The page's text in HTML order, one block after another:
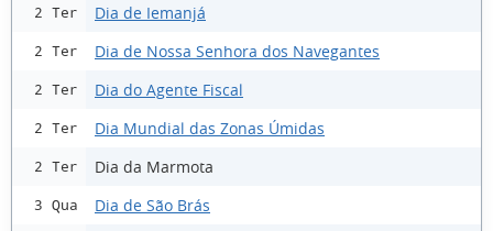
2 Ter Dia de Iemanjá
2 Ter Dia de Nossa Senhora dos Navegantes
2 Ter Dia do Agente Fiscal
2 Ter Dia Mundial das Zonas Úmidas
2 Ter Dia da Marmota
3 Qua Dia de São Brás